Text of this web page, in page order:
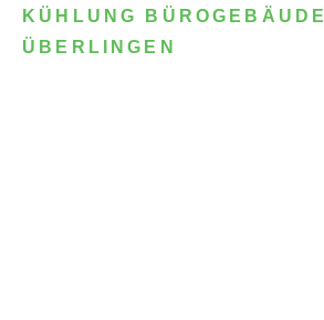
KÜHLUNG BÜROGEBÄUDE
ÜBERLINGEN